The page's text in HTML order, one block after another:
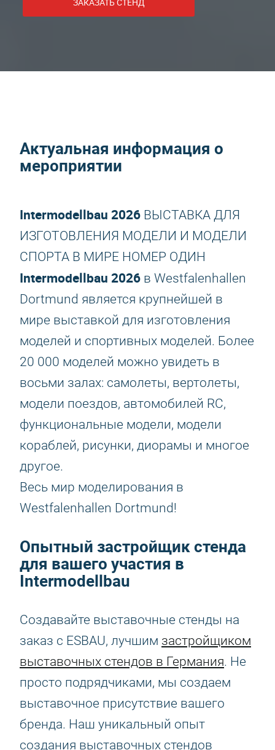
Актуальная информация о
мероприятии
Intermodellbau 2026 ВЫСТАВКА ДЛЯ
ИЗГОТОВЛЕНИЯ МОДЕЛИ И МОДЕЛИ
СПОРТА В МИРЕ НОМЕР ОДИН
Intermodellbau 2026 в Westfalenhallen
Dortmund является крупнейшей в
мире выставкой для изготовления
моделей и спортивных моделей. Более
20 000 моделей можно увидеть в
восьми залах: самолеты, вертолеты,
модели поездов, автомобилей RC,
функциональные модели, модели
кораблей, рисунки, диорамы и многое
другое.
Весь мир моделирования в
Westfalenhallen Dortmund!
Опытный застройщик стенда
для вашего участия в
Intermodellbau
Создавайте выставочные стенды на
заказ с ESBAU, лучшим застройщиком
выставочных стендов в Германия. Не
просто подрядчиками, мы создаем
выставочное присутствие вашего
бренда. Наш уникальный опыт
создания выставочных стендов